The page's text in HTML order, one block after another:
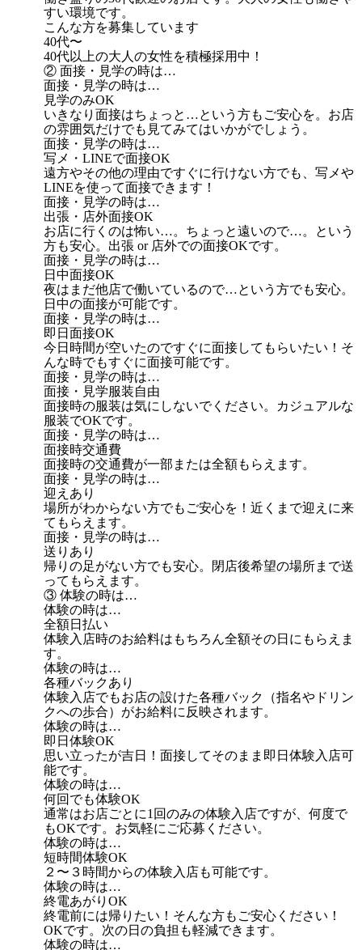
すい環境です。
こんな方を募集しています
40代〜
40代以上の大人の女性を積極採用中！
② 面接・見学の時は…
面接・見学の時は…
見学のみOK
いきなり面接はちょっと…という方もご安心を。お店
の雰囲気だけでも見てみてはいかがでしょう。
面接・見学の時は…
写メ・LINEで面接OK
遠方やその他の理由ですぐに行けない方でも、写メや
LINEを使って面接できます！
面接・見学の時は…
出張・店外面接OK
お店に行くのは怖い…。ちょっと遠いので…。という
方も安心。出張 or 店外での面接OKです。
面接・見学の時は…
日中面接OK
夜はまだ他店で働いているので…という方でも安心。
日中の面接が可能です。
面接・見学の時は…
即日面接OK
今日時間が空いたのですぐに面接してもらいたい！そ
んな時でもすぐに面接可能です。
面接・見学の時は…
面接・見学服装自由
面接時の服装は気にしないでください。カジュアルな
服装でOKです。
面接・見学の時は…
面接時交通費
面接時の交通費が一部または全額もらえます。
面接・見学の時は…
迎えあり
場所がわからない方でもご安心を！近くまで迎えに来
てもらえます。
面接・見学の時は…
送りあり
帰りの足がない方でも安心。閉店後希望の場所まで送
ってもらえます。
③ 体験の時は…
体験の時は…
全額日払い
体験入店時のお給料はもちろん全額その日にもらえま
す。
体験の時は…
各種バックあり
体験入店でもお店の設けた各種バック（指名やドリン
クへの歩合）がお給料に反映されます。
体験の時は…
即日体験OK
思い立ったが吉日！面接してそのまま即日体験入店可
能です。
体験の時は…
何回でも体験OK
通常はお店ごとに1回のみの体験入店ですが、何度で
もOKです。お気軽にご応募ください。
体験の時は…
短時間体験OK
２〜３時間からの体験入店も可能です。
体験の時は…
終電あがりOK
終電前には帰りたい！そんな方もご安心ください！
OKです。次の日の負担も軽減できます。
体験の時は…